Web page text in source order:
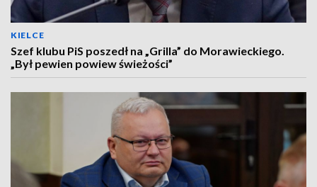
KIELCE
Szef klubu PiS poszedł na „Grilla” do Morawieckiego.
„Był pewien powiew świeżości”